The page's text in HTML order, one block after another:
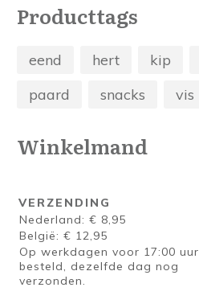
Producttags
eend hert kip
paard
snacks vis
Winkelmand
VERZENDING
Nederland: € 8,95
België: € 12,95
Op werkdagen voor 17:00 uur
besteld, dezelfde dag nog
verzonden.